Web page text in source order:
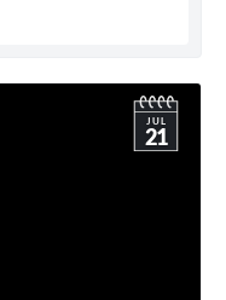
JUL
21